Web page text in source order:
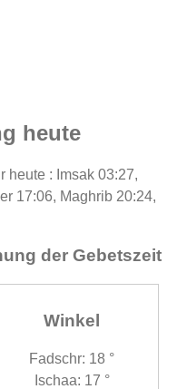
heute
heute : Imsak 03:27,
17:06, Maghrib 20:24,
der Gebetszeit
Winkel
Fadschr: 18 °
Ischaa: 17 °